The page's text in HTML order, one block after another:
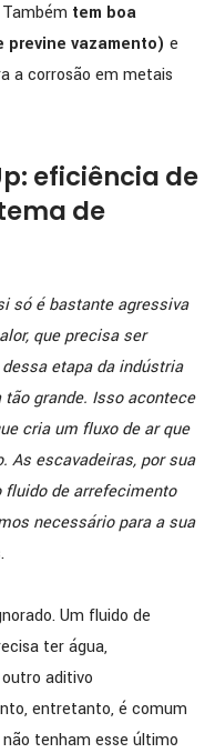
tem boa
vazamento) e
a corrosão em metais
eficiência de
de
só é bastante agressiva
que precisa ser
etapa da indústria
grande. Isso acontece
cria um fluxo de ar que
As escavadeiras, por sua
fluido de arrefecimento
necessário para a sua
Um fluido de
ter água,
aditivo
entretanto, é comum
tenham esse último